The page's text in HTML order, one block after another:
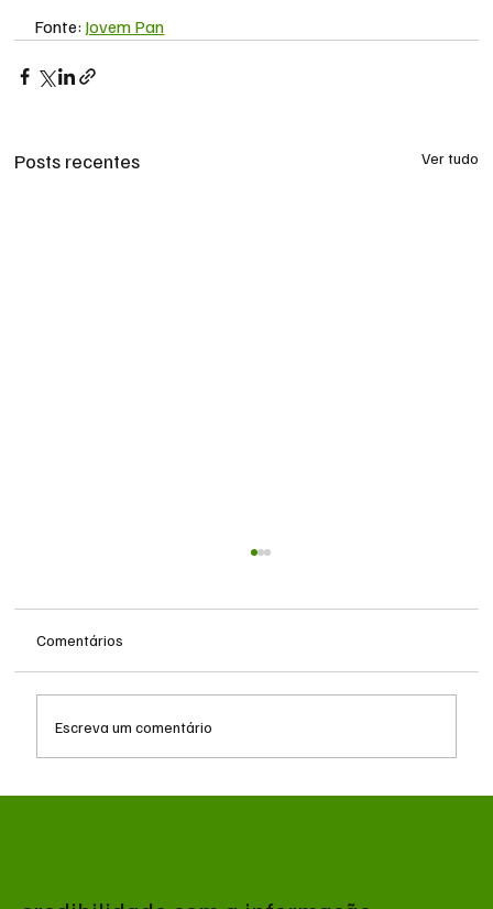
Fonte: Jovem Pan
Posts recentes Ver tudo
Comentários
Escreva um comentário